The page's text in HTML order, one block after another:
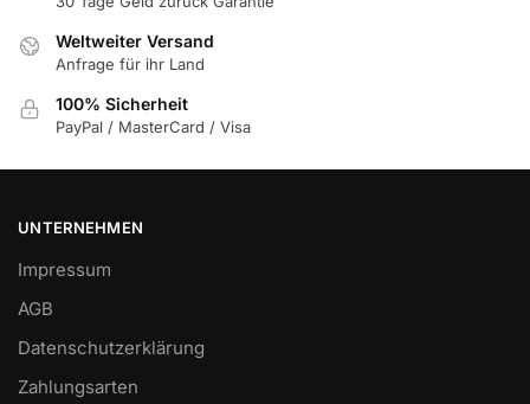
Weltweiter Versand
Anfrage für ihr Land
100% Sicherheit
PayPal / MasterCard / Visa
UNTERNEHMEN
Impressum
AGB
Datenschutzerklärung
Zahlungsarten